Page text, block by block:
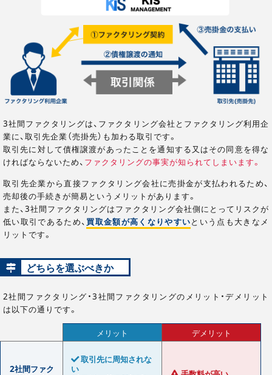
3社間ファクタリングは、ファクタリング会社とファクタリング利用企
業に、取引先企業（売掛先）も加わる取引です。
取引先に対して債権譲渡があったことを通知する又はその同意を得な
ければならないため、 ファクタリングの事実が知られてしまいます。
取引先企業から直接ファクタリング会社に売掛金が支払われるため、
売却後の手続きが簡易というメリットがあります。
また、3社間ファクタリングはファクタリング会社側にとってリスクが
低い取引であるため、 買取金額が高くなりやすいという点も大きなメ
リットです。
どちらを選ぶべきか
2社間ファクタリング・3社間ファクタリングのメリット・デメリット
は以下の通りです。
メリット
デメリット
2社間ファク
取引先に周知されな
い